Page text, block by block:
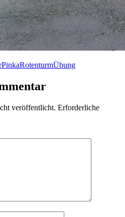
PinkaRotenturmÜbung
veröffentlicht. Erforderliche